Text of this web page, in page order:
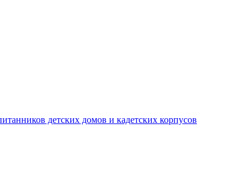
детских домов и кадетских корпусов